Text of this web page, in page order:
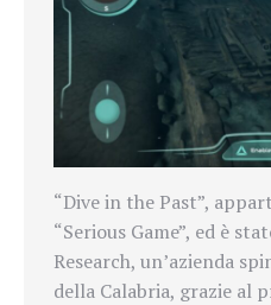
“Dive in the Past”,
“Serious Game”, ed è
Research, un’azienda
della Calabria, grazie al